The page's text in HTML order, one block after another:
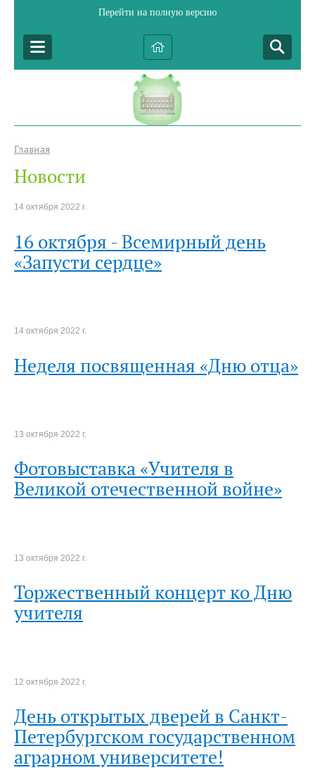
Перейти на полную версию
Главная
Новости
14 октября 2022 г.
16 октября - Всемирный день
«Запусти сердце»
14 октября 2022 г.
Неделя посвященная «Дню отца»
13 октября 2022 г.
Фотовыставка «Учителя в
Великой отечественной войне»
13 октября 2022 г.
Торжественный концерт ко Дню
учителя
12 октября 2022 г.
День открытых дверей в Санкт-
Петербургском государственном
аграрном университете!